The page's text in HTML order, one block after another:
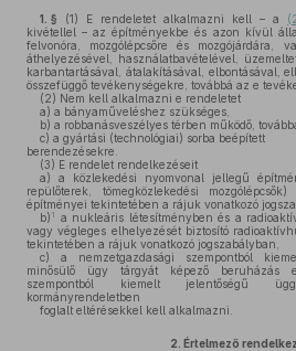
1. § (1) E rendeletet alkalmazni kell – a
kivétellel – az építményekbe és azon kívül
felvonóra, mozgólépcsőre és mozgójárdára,
áthelyezésével, használatbavételével,
karbantartásával, átalakításával, elbontásával,
összefüggő tevékenységekre, továbbá az e
(2) Nem kell alkalmazni e rendeletet
a) a bányaműveléshez szükséges,
b) a robbanásveszélyes térben működő,
c) a gyártási (technológiai) sorba beépített
berendezésekre.
(3) E rendelet rendelkezéseit
a) a közlekedési nyomvonal jellegű
repülőterek, tömegközlekedési
építményei tekintetében a rájuk vonatkozó
b) 1
a nukleáris létesítményben és a
vagy végleges elhelyezését biztosító
tekintetében a rájuk vonatkozó jogszabályban,
c) a nemzetgazdasági szempontból
minősülő ügy tárgyát képező beruházás
szempontból kiemelt jelentőségű
kormányrendeletben
foglalt eltérésekkel kell alkalmazni.
2. Értelmező